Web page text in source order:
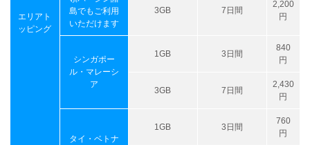
エリアト
ッピング
島でもご利用
いただけます
3GB 7日間
2,200
円
シンガポー
ル・マレーシ
ア
1GB 3日間
840
円
3GB 7日間
2,430
円
タイ・ベトナ
1GB 3日間
760
円